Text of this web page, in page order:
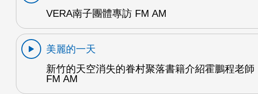
VERA南子團體專訪 FM AM
美麗的一天
新竹的天空消失的眷村聚落書籍介紹霍鵬程老師
FM AM